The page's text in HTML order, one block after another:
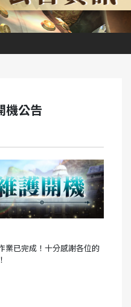
機公告
業已完成！十分感謝各位的